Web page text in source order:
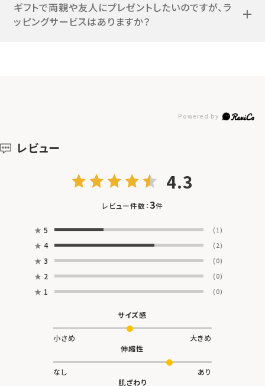
ギフトで両親や友人にプレゼントしたいのですが、ラ
ッピングサービスはありますか？
レビュー
4.3
レビュー件数：3件
★ 5 (1)
★ 4 (2)
★ 3 (0)
★ 2 (0)
★ 1 (0)
サイズ感
小さめ
大きめ
伸縮性
なし
あり
肌ざわり